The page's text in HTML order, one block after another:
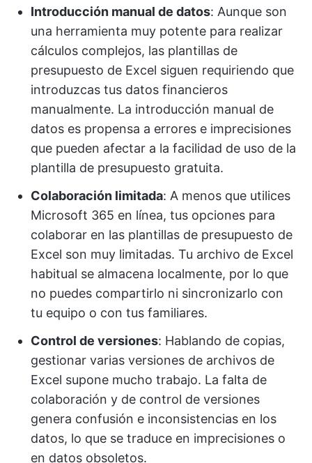
Introducción manual de datos: Aunque son
una herramienta muy potente para realizar
cálculos complejos, las plantillas de
presupuesto de Excel siguen requiriendo que
introduzcas tus datos financieros
manualmente. La introducción manual de
datos es propensa a errores e imprecisiones
que pueden afectar a la facilidad de uso de la
plantilla de presupuesto gratuita.
Colaboración limitada: A menos que utilices
Microsoft 365 en línea, tus opciones para
colaborar en las plantillas de presupuesto de
Excel son muy limitadas. Tu archivo de Excel
habitual se almacena localmente, por lo que
no puedes compartirlo ni sincronizarlo con
tu equipo o con tus familiares.
Control de versiones: Hablando de copias,
gestionar varias versiones de archivos de
Excel supone mucho trabajo. La falta de
colaboración y de control de versiones
genera confusión e inconsistencias en los
datos, lo que se traduce en imprecisiones o
en datos obsoletos.